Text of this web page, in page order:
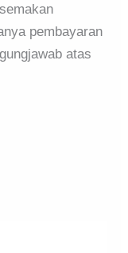
pembayaran
atas